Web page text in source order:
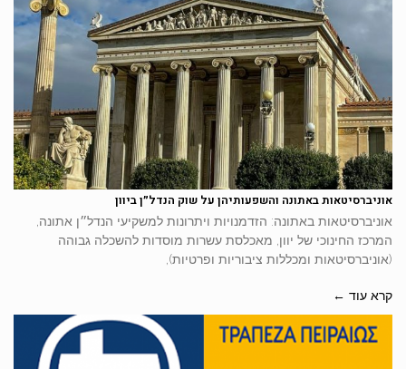
אוניברסיטאות באתונה והשפעותיהן על שוק הנדל״ן ביוון
אוניברסיטאות באתונה: הזדמנויות ויתרונות למשקיעי הנדל״ן אתונה,
המרכז החינוכי של יוון, מאכלסת עשרות מוסדות להשכלה גבוהה
(אוניברסיטאות ומכללות ציבוריות ופרטיות),
קרא עוד ←